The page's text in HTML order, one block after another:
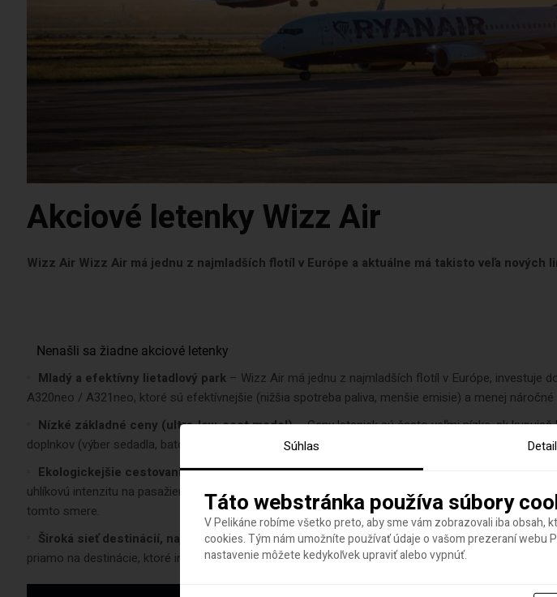
Akciové letenky Wizz Air
Wizz Air Wizz Air má jednu z najmladších flotíl v Európe a aktuálne má takisto veľa nových
Mladý a efektívny lietadlový park – Wizz Air má jednu z najmladších flotíl v Európe, investuje
A320neo / A321neo, ktoré sú efektívnejšie (nižšia spotreba paliva, menšie emisie) a menej náročné
Nízké základné ceny (ultra-low-cost model)– Ceny leteniek sú často veľmi nízke, ak
doplnkov (výber sedadla, batožina, služby). Platíš len za to, čo skutočne chceš a čo využiješ.
Ekologickejšie cestovanie (v rámci low-cost segmentu)– Vďaka novým lietadlám a
uhlíkovú intenzitu na pasažiera. Súťažné ocenenia potvrdzujú, že medzi nízkonákladovými
tomto smere.
Široká sieť destinácií, najmä vo východnej a strednej Európe– Ak lietaš z/regiónov strednej
priamo na destinácie, ktoré iní leteckí dopravcovia pokrývajú menej. To môže skrátiť dobu cesty a
Súhlas
Táto webstránka používa súbory
V Pelikáne robíme všetko preto, aby sme vám zobrazovali iba obsah,
cookies. Tým nám umožníte používať údaje o vašom prezeraní webu
nastavenie môžete kedykoľvek upraviť alebo vypnúť.